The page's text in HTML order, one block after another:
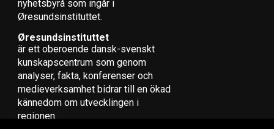
nyhets­byrå som ingår i
Øresundsinstituttet.
Øresundsinstituttet
är ett oberoende dansk-svenskt
kunskapscentrum som genom
analyser, fakta, konferenser och
medieverksamhet bidrar till en ökad
kännedom om utvecklingen i
regionen.